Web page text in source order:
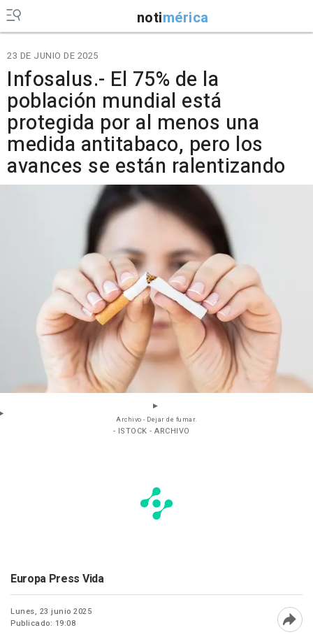
notimérica
23 DE JUNIO DE 2025
Infosalus.- El 75% de la
población mundial está
protegida por al menos una
medida antitabaco, pero los
avances se están ralentizando
Archivo - Dejar de fumar.
- ISTOCK - ARCHIVO
Europa Press Vida
Lunes, 23 junio 2025
Publicado: 19:08